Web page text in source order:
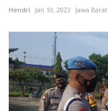
Hendri Jan 10, 2023 Jawa Barat